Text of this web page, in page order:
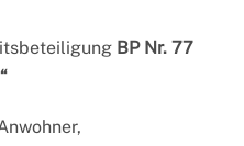
BP Nr. 77